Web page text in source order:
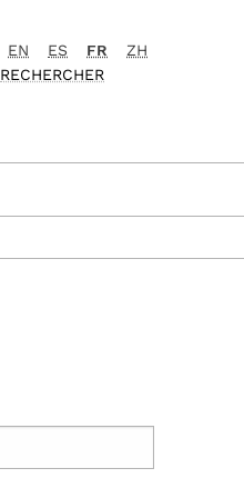
EN ES FR
ZH
RECHERCHER